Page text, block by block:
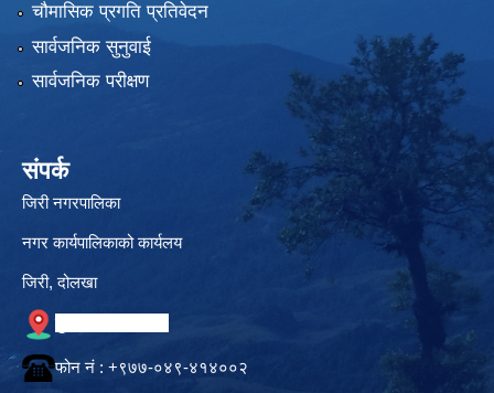
चौमासिक प्रगति प्रतिवेदन
सार्वजनिक सुनुवाई
सार्वजनिक परीक्षण
संपर्क
जिरी नगरपालिका
नगर कार्यपालिकाको कार्यलय
जिरी, दोलखा
फोन नं‍ : +९७७-०४९-४१४००२